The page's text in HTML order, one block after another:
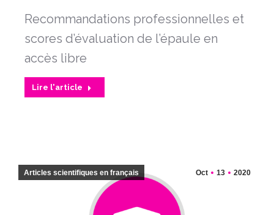
Recommandations professionnelles et
scores d’évaluation de l’épaule en
accès libre
Lire l'article
Oct 13 2020
Articles scientifiques en français